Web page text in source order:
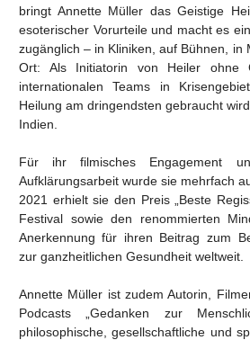
bringt Annette Müller das Geistige
esoterischer Vorurteile und macht es
zugänglich – in Kliniken, auf Bühnen, in
Ort: Als Initiatorin von Heiler ohne
internationalen Teams in
Heilung am dringendsten gebraucht
Indien.
Für ihr filmisches Engagement
Aufklärungsarbeit wurde sie mehrfach
2021 erhielt sie den Preis „Beste
Festival sowie den renommierten
Anerkennung für ihren Beitrag zum
zur ganzheitlichen Gesundheit weltweit.
Annette Müller ist zudem Autorin,
Podcasts „Gedanken zur
philosophische, gesellschaftliche und